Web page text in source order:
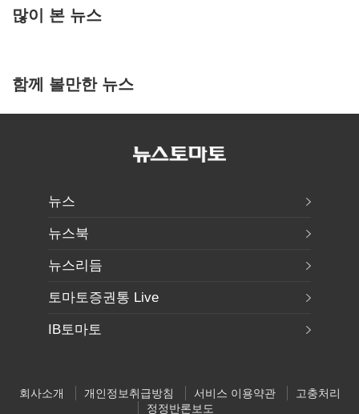
많이 본 뉴스
함께 볼만한 뉴스
뉴스
뉴스북
뉴스리듬
토마토증권통 Live
IB토마토
회사소개 개인정보취급방침 서비스 이용약관
고충처리
정정반론보도